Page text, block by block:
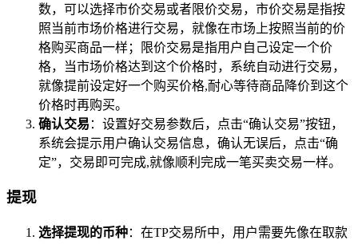
数，可以选择市价交易或者限价交易，市价交易是指按
照当前市场价格进行交易，就像在市场上按照当前的价
格购买商品一样；限价交易是指用户自己设定一个价
格，当市场价格达到这个价格时，系统自动进行交易，
就像提前设定好一个购买价格,耐心等待商品降价到这个
价格时再购买。
确认交易 ：设置好交易参数后，点击“确认交易”按钮，
系统会提示用户确认交易信息，确认无误后，点击“确
定”，交易即可完成,就像顺利完成一笔买卖交易一样。
提现
选择提现的币种：在TP交易所中，用户需要先像在取款